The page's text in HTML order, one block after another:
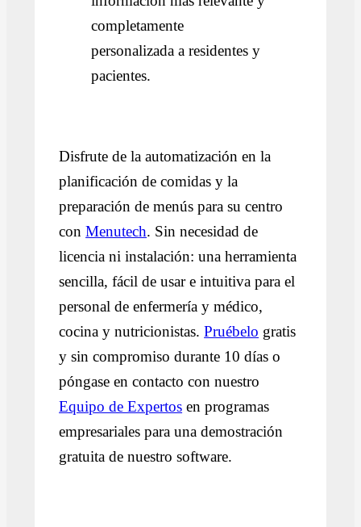
completamente
personalizada a residentes y
pacientes.
Disfrute de la automatización en la
planificación de comidas y la
preparación de menús para su centro
conMenutech. Sin necesidad de
licencia ni instalación: una herramienta
sencilla, fácil de usar e intuitiva para el
personal de enfermería y médico,
cocina y nutricionistas.Pruébelo gratis
y sin compromiso durante 10 días o
póngase en contacto con nuestro
Equipo de Expertos en programas
empresarialespara una demostración
gratuita de nuestro software.